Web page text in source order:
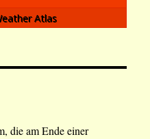
Atlas
die am Ende einer